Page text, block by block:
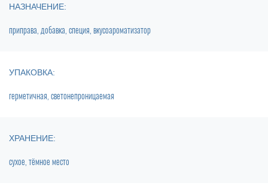
НАЗНАЧЕНИЕ:
приправа, добавка, специя, вкусоароматизатор
УПАКОВКА:
герметичная, светонепроницаемая
ХРАНЕНИЕ:
сухое, тёмное место